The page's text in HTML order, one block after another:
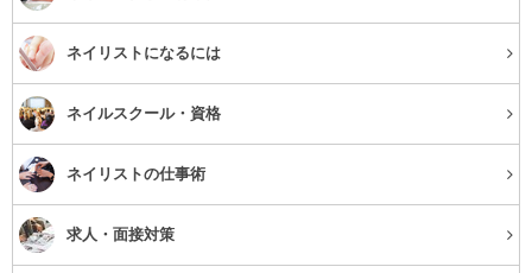
ネイリストになるには
ネイルスクール・資格
ネイリストの仕事術
求人・面接対策